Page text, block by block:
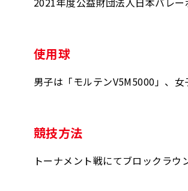
使用球
男子は「モルテンV5M5000」、女
競技方法
トーナメント戦にてブロックラウ